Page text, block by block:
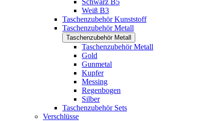
Schwarz B5
Weiß B3
Taschenzubehör Kunststoff
Taschenzubehör Metall
Taschenzubehör Metall
Taschenzubehör Metall
Gold
Gunmetal
Kupfer
Messing
Regenbogen
Silber
Taschenzubehör Sets
Verschlüsse